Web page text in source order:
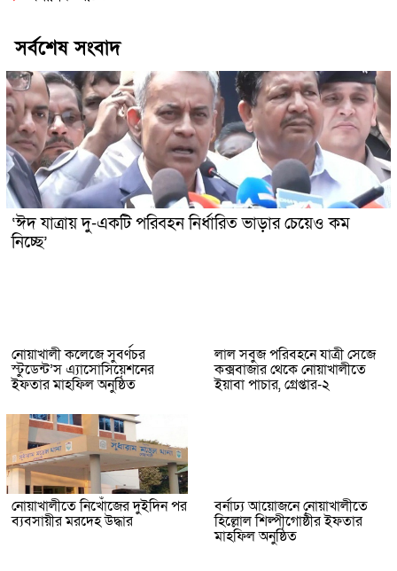
সর্বশেষ সংবাদ
‘ঈদ যাত্রায় দু-একটি পরিবহন নির্ধারিত ভাড়ার চেয়েও কম
নিচ্ছে’
নোয়াখালী কলেজে সুবর্ণচর
স্টুডেন্ট’স এ্যাসোসিয়েশনের
ইফতার মাহফিল অনুষ্ঠিত
লাল সবুজ পরিবহনে যাত্রী সেজে
কক্সবাজার থেকে নোয়াখালীতে
ইয়াবা পাচার, গ্রেপ্তার-২
নোয়াখালীতে নিখোঁজের দুইদিন পর
ব্যবসায়ীর মরদেহ উদ্ধার
বর্নাঢ্য আয়োজনে নোয়াখালীতে
হিল্লোল শিল্পীগোষ্ঠীর ইফতার
মাহফিল অনুষ্ঠিত